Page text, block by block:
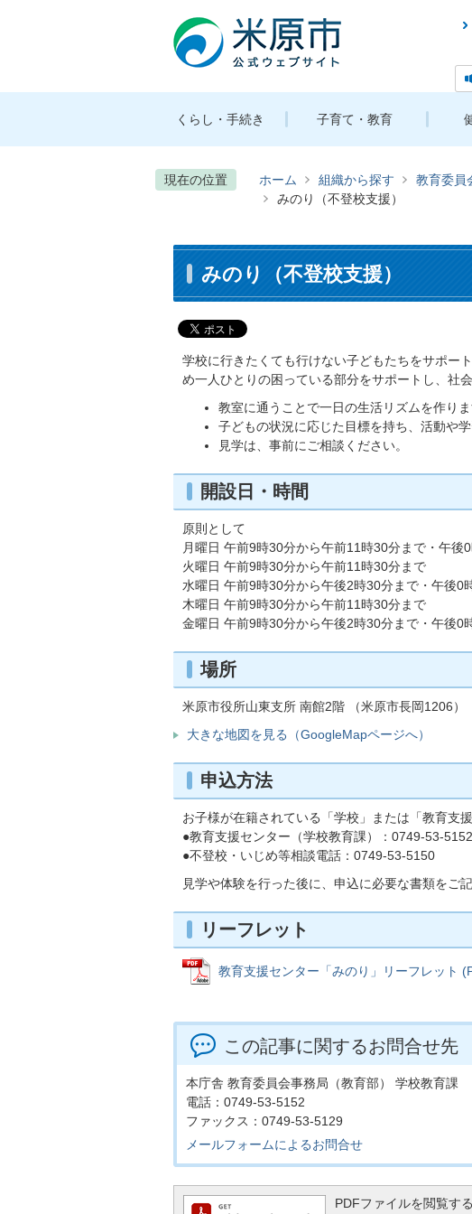
くらし・手続き 子育て・教育
現在の位置 ホーム 組織から探す 教育委員
みのり（不登校支援）
みのり（不登校支援）
学校に行きたくても行けない子どもたちをサポー
め一人ひとりの困っている部分をサポートし、社
教室に通うことで一日の生活リズムを作りま
子どもの状況に応じた目標を持ち、活動や学
見学は、事前にご相談ください。
開設日・時間
原則として
月曜日 午前9時30分から午前11時30分まで・午後
火曜日 午前9時30分から午前11時30分まで
水曜日 午前9時30分から午後2時30分まで・午後0
木曜日 午前9時30分から午前11時30分まで
金曜日 午前9時30分から午後2時30分まで・午後0
場所
米原市役所山東支所 南館2階 （米原市長岡1206）
大きな地図を見る（GoogleMapページへ）
申込方法
お子様が在籍されている「学校」または「教育支
●教育支援センター（学校教育課）：0749-53-5152
●不登校・いじめ等相談電話：0749-53-5150
見学や体験を行った後に、申込に必要な書類をご
リーフレット
教育支援センター「みのり」リーフレット
この記事に関するお問合せ先
本庁舎 教育委員会事務局（教育部） 学校教育課
電話：0749-53-5152
ファックス：0749-53-5129
メールフォームによるお問合せ
PDFファイルを閲覧す